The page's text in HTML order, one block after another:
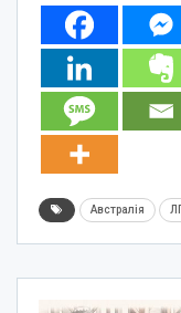
Австралія